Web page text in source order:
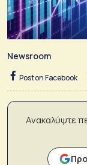
Newsroom
Post on Facebook
Ανακαλύψτε